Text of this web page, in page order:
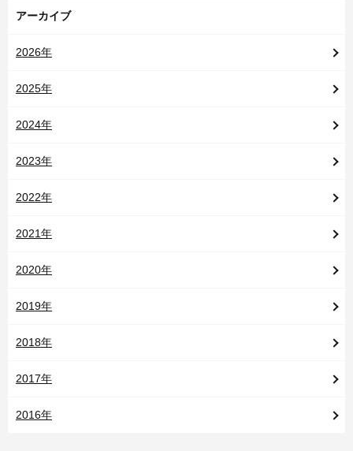
アーカイブ
2026年
2025年
2024年
2023年
2022年
2021年
2020年
2019年
2018年
2017年
2016年